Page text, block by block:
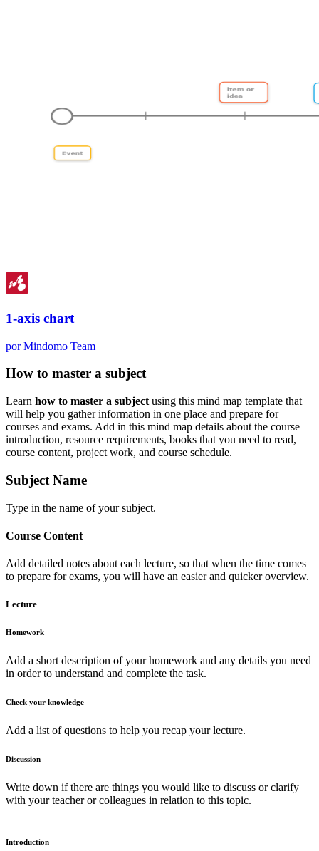
1-axis chart
por Mindomo Team
How to master a subject
Learn how to master a subject using this mind map template that
will help you gather information in one place and prepare for
courses and exams. Add in this mind map details about the course
introduction, resource requirements, books that you need to read,
course content, project work, and course schedule.
Subject Name
Type in the name of your subject.
Course Content
Add detailed notes about each lecture, so that when the time comes
to prepare for exams, you will have an easier and quicker overview.
Lecture
Homework
Add a short description of your homework and any details you need
in order to understand and complete the task.
Check your knowledge
Add a list of questions to help you recap your lecture.
Discussion
Write down if there are things you would like to discuss or clarify
with your teacher or colleagues in relation to this topic.
Introduction